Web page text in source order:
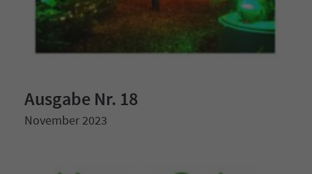
Ausgabe Nr. 18
November 2023